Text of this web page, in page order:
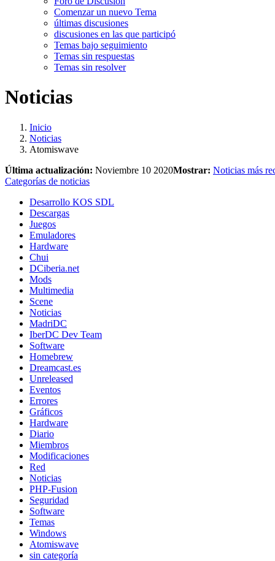
Comenzar un nuevo Tema
últimas discusiones
discusiones en las que participó
Temas bajo seguimiento
Temas sin respuestas
Temas sin resolver
Noticias
Inicio
Noticias
Atomiswave
Última actualización: Noviembre 10 2020Mostrar: Noticias más
Categorías de noticias
Desarrollo KOS SDL
Descargas
Juegos
Emuladores
Hardware
Chui
DCiberia.net
Mods
Multimedia
Scene
Noticias
MadriDC
IberDC Dev Team
Software
Homebrew
Dreamcast.es
Unreleased
Eventos
Errores
Gráficos
Hardware
Diario
Miembros
Modificaciones
Red
Noticias
PHP-Fusion
Seguridad
Software
Temas
Windows
Atomiswave
sin categoría